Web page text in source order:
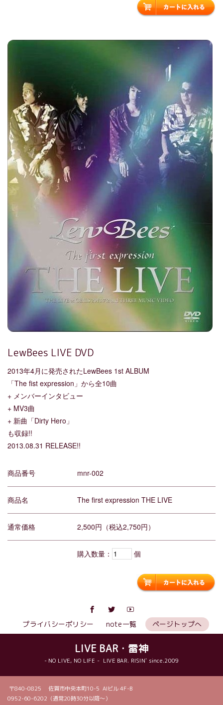
LewBees LIVE DVD
2013年4月に発売されたLewBees 1st ALBUM
「The fist expression」から全10曲
+ メンバーインタビュー
+ MV3曲
+ 新曲「Dirty Hero」
も収録!!
2013.08.31 RELEASE!!
商品番号 mnr-002
商品名 The first expression THE LIVE
通常価格 2,500円（税込2,750円）
購入数量： 個
プライバシーポリシー note一覧 ページトップへ
LIVE BAR・雷神
- NO LIVE, NO LIFE - LIVE BAR. RISIN' since.2009
〒840-0825 佐賀市中央本町10-5 AIビル 4F-B
0952-60-6202（通常20時30分以降〜）